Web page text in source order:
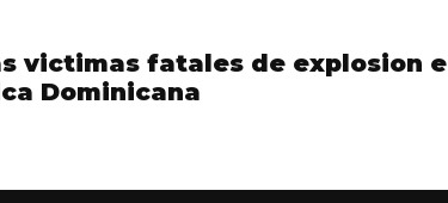
victimas fatales de explosion e
Dominicana